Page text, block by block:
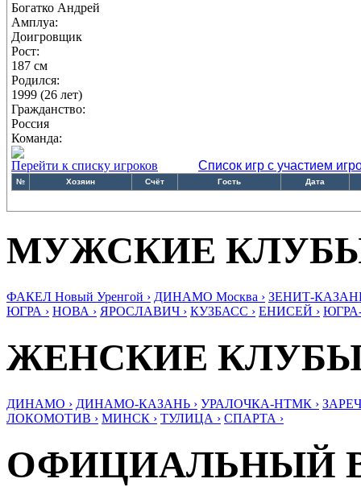
Богатко Андрей
Амплуа:
Доигровщик
Рост:
187 см
Родился:
1999 (26 лет)
Гражданство:
Россия
Команда:
Перейти к списку игроков
Список игр с участием
№ Хозяин Счёт Гость Дата
МУЖСКИЕ
ФАКЕЛ Новый Уренгой › ДИНАМО Москва › ЗЕНИТ-
ЮГРА › НОВА › ЯРОСЛАВИЧ › КУЗБАСС › ЕНИСЕЙ ›
ЖЕНСКИЕ
ДИНАМО › ДИНАМО-КАЗАНЬ › УРАЛОЧКА-НТМК ›
ЛОКОМОТИВ › МИНСК › ТУЛИЦА › СПАРТА ›
ОФИЦИАЛЬНЫЙ